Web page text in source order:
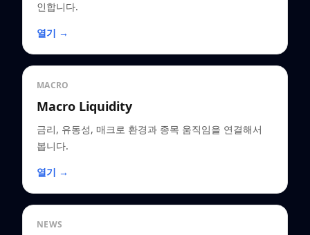
인합니다.
열기 →
MACRO
Macro Liquidity
금리, 유동성, 매크로 환경과 종목 움직임을 연결해서
봅니다.
열기 →
NEWS